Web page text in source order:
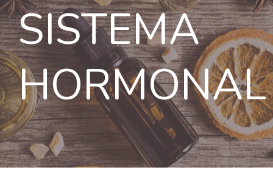
SISTEMA
HORMONAL